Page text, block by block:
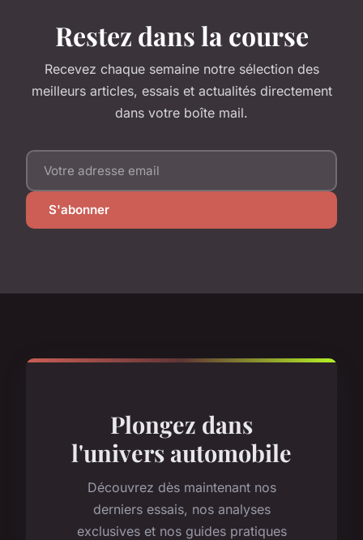
Restez dans la course
Recevez chaque semaine notre sélection des
meilleurs articles, essais et actualités directement
dans votre boîte mail.
S'abonner
Plongez dans
l'univers automobile
Découvrez dès maintenant nos
derniers essais, nos analyses
exclusives et nos guides pratiques